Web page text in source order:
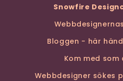
Snowfire
Bloggen - här
Kom med som
Webbdesigner sökes